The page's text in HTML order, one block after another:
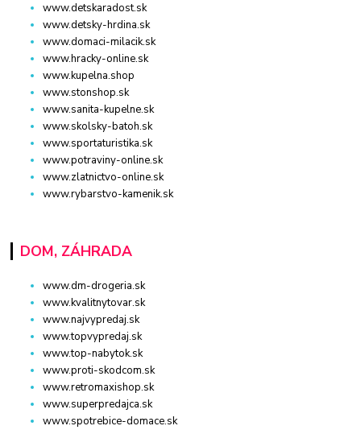
www.detskaradost.sk
www.detsky-hrdina.sk
www.domaci-milacik.sk
www.hracky-online.sk
www.kupelna.shop
www.stonshop.sk
www.sanita-kupelne.sk
www.skolsky-batoh.sk
www.sportaturistika.sk
www.potraviny-online.sk
www.zlatnictvo-online.sk
www.rybarstvo-kamenik.sk
DOM, ZÁHRADA
www.dm-drogeria.sk
www.kvalitnytovar.sk
www.najvypredaj.sk
www.topvypredaj.sk
www.top-nabytok.sk
www.proti-skodcom.sk
www.retromaxishop.sk
www.superpredajca.sk
www.spotrebice-domace.sk